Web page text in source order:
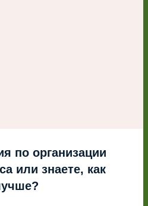
по организации
или знаете, как